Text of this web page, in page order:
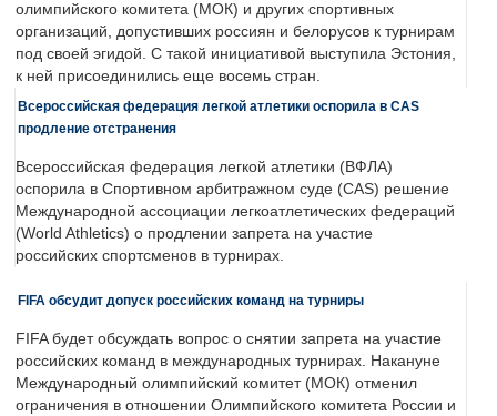
олимпийского комитета (МОК) и других спортивных
организаций, допустивших россиян и белорусов к турнирам
под своей эгидой. С такой инициативой выступила Эстония,
к ней присоединились еще восемь стран.
Всероссийская федерация легкой атлетики оспорила в CAS
продление отстранения
Всероссийская федерация легкой атлетики (ВФЛА)
оспорила в Спортивном арбитражном суде (CAS) решение
Международной ассоциации легкоатлетических федераций
(World Athletics) о продлении запрета на участие
российских спортсменов в турнирах.
FIFA обсудит допуск российских команд на турниры
FIFA будет обсуждать вопрос о снятии запрета на участие
российских команд в международных турнирах. Накануне
Международный олимпийский комитет (МОК) отменил
ограничения в отношении Олимпийского комитета России и